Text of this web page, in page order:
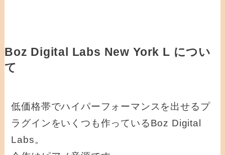
Boz Digital Labs New York L につい
て
低価格帯でハイパーフォーマンスを出せるプ
ラグインをいくつも作っているBoz Digital
Labs。